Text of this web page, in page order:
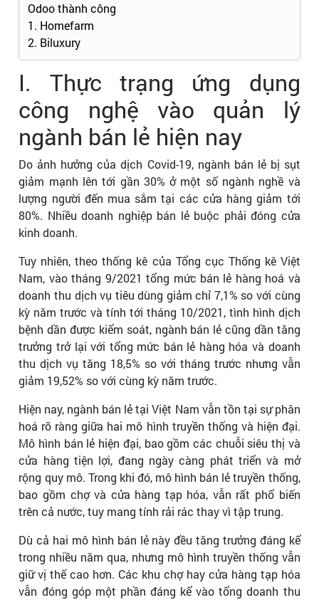
Odoo thành công
1. Homefarm
2. Biluxury
I. Thực trạng ứng dụng
công nghệ vào quản lý
ngành bán lẻ hiện nay
Do ảnh hưởng của dịch Covid-19, ngành bán lẻ bị sụt
giảm mạnh lên tới gần 30% ở một số ngành nghề và
lượng người đến mua sắm tại các cửa hàng giảm tới
80%. Nhiều doanh nghiệp bán lẻ buộc phải đóng cửa
kinh doanh.
Tuy nhiên, theo thống kê của Tổng cục Thống kê Việt
Nam, vào tháng 9/2021 tổng mức bán lẻ hàng hoá và
doanh thu dịch vụ tiêu dùng giảm chỉ 7,1% so với cùng
kỳ năm trước và tính tới tháng 10/2021, tình hình dịch
bệnh dần được kiểm soát, ngành bán lẻ cũng dần tăng
trưởng trở lại với tổng mức bán lẻ hàng hóa và doanh
thu dịch vụ tăng 18,5% so với tháng trước nhưng vẫn
giảm 19,52% so với cùng kỳ năm trước.
Hiện nay, ngành bán lẻ tại Việt Nam vẫn tồn tại sự phân
hoá rõ ràng giữa hai mô hình truyền thống và hiện đại.
Mô hình bán lẻ hiện đại, bao gồm các chuỗi siêu thị và
cửa hàng tiện lợi, đang ngày càng phát triển và mở
rộng quy mô. Trong khi đó, mô hình bán lẻ truyền thống,
bao gồm chợ và cửa hàng tạp hóa, vẫn rất phổ biến
trên cả nước, tuy mang tính rải rác thay vì tập trung.
Dù cả hai mô hình bán lẻ này đều tăng trưởng đáng kể
trong nhiều năm qua, nhưng mô hình truyền thống vẫn
giữ vị thế cao hơn. Các khu chợ hay cửa hàng tạp hóa
vẫn đóng góp một phần đáng kể vào tổng doanh thu